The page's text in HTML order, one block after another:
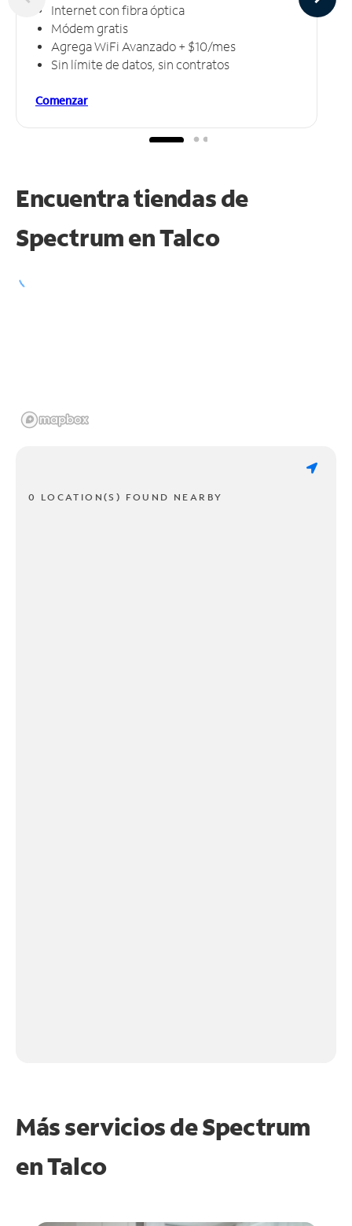
Internet con fibra óptica
Módem gratis
Agrega WiFi Avanzado + $10/mes
Sin límite de datos, sin contratos
Comenzar
Encuentra tiendas de
Spectrum enTalco
0 LOCATION(S) FOUND NEARBY
Más servicios de Spectrum
enTalco